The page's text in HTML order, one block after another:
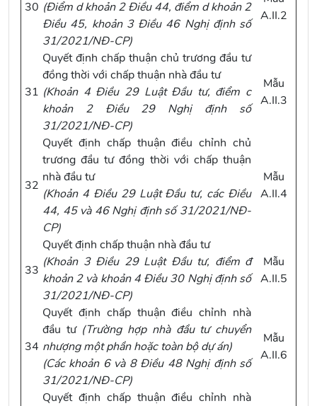
30 (Điểm d khoản 2 Điều 44, điểm d khoản 2
Điều 45, khoản 3 Điều 46 Nghị định số
31/2021/NĐ-CP)
A.II.2
31
Quyết định chấp thuận chủ trương đầu tư
đồng thời với chấp thuận nhà đầu tư
(Khoản 4 Điều 29 Luật Đầu tư, điểm c
khoản 2 Điều 29 Nghị định số
31/2021/NĐ-CP)
Mẫu
A.II.3
32
Quyết định chấp thuận điều chỉnh chủ
trương đầu tư đồng thời với chấp thuận
nhà đầu tư
(Khoản 4 Điều 29 Luật Đầu tư, các Điều
44, 45 và 46 Nghị định số 31/2021/NĐ-
CP)
Mẫu
A.II.4
33
Quyết định chấp thuận nhà đầu tư
(Khoản 3 Điều 29 Luật Đầu tư, điểm đ
khoản 2 và khoản 4 Điều 30 Nghị định số
31/2021/NĐ-CP)
Mẫu
A.II.5
34
Quyết định chấp thuận điều chỉnh nhà
đầu tư (Trường hợp nhà đầu tư chuyển
nhượng một phần hoặc toàn bộ dự án)
(Các khoản 6 và 8 Điều 48 Nghị định số
31/2021/NĐ-CP)
Mẫu
A.II.6
Quyết định chấp thuận điều chỉnh nhà